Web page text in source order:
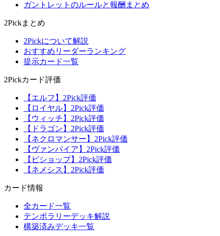
ガントレットのルールと報酬まとめ
2Pickまとめ
2Pickについて解説
おすすめリーダーランキング
提示カード一覧
2Pickカード評価
【エルフ】2Pick評価
【ロイヤル】2Pick評価
【ウィッチ】2Pick評価
【ドラゴン】2Pick評価
【ネクロマンサー】2Pick評価
【ヴァンパイア】2Pick評価
【ビショップ】2Pick評価
【ネメシス】2Pick評価
カード情報
全カード一覧
テンポラリーデッキ解説
構築済みデッキ一覧